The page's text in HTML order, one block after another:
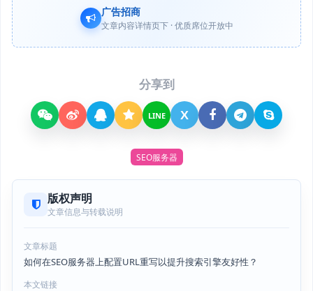
广告招商
文章内容详情页下 · 优质席位开放中
分享到
LINE X
SEO服务器
版权声明
文章信息与转载说明
文章标题
如何在SEO服务器上配置URL重写以提升搜索引擎友好性？
本文链接